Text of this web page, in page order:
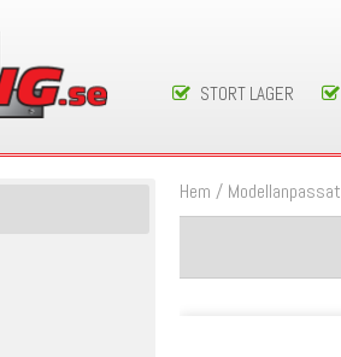
STORT LAGER
Hem / Modellanpassat